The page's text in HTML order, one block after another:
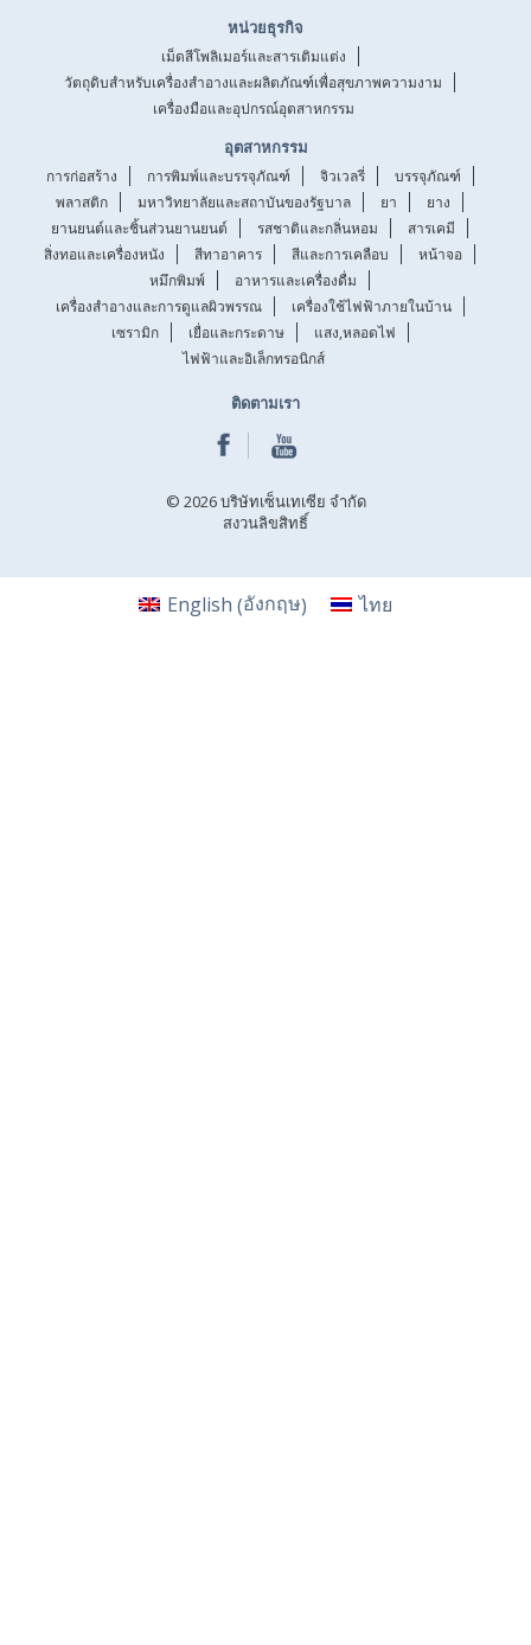
หน่วยธุรกิจ
เม็ดสีโพลิเมอร์และสารเติมแต่ง
วัตถุดิบสำหรับเครื่องสำอางและผลิตภัณฑ์เพื่อสุขภาพความงาม
เครื่องมือและอุปกรณ์อุตสาหกรรม
อุตสาหกรรม
การก่อสร้าง การพิมพ์และบรรจุภัณฑ์ จิวเวลรี่
บรรจุภัณฑ์
พลาสติก
มหาวิทยาลัยและสถาบันของรัฐบาล ยา
ยาง
ยานยนต์และชิ้นส่วนยานยนต์
รสชาติและกลิ่นหอม
สารเคมี
สิ่งทอและเครื่องหนัง
สีทาอาคาร สีและการเคลือบ
หน้าจอ
หมึกพิมพ์
อาหารและเครื่องดื่ม
เครื่องสำอางและการดูแลผิวพรรณ
เครื่องใช้ไฟฟ้าภายในบ้าน
เซรามิก
เยื่อและกระดาษ
แสง,หลอดไฟ
ไฟฟ้าและอิเล็กทรอนิกส์
ติดตามเรา
© 2026 บริษัทเซ็นเทเซีย จำกัด
สงวนลิขสิทธิ์
English (อังกฤษ) ไทย